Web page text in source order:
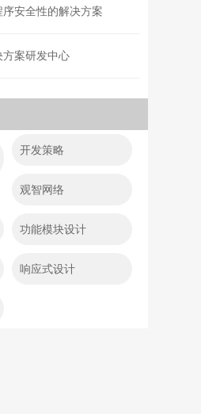
安全性的解决方案
方案研发中心
开发策略
观智网络
功能模块设计
响应式设计